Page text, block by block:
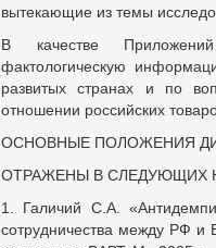
вытекающие из темы
В качестве
фактологическую
развитых странах и по
отношении российских
ОСНОВНЫЕ ПОЛОЖЕНИЯ
ОТРАЖЕНЫ В СЛЕДУЮЩИХ
1. Галичий С.А.
сотрудничества между РФ и